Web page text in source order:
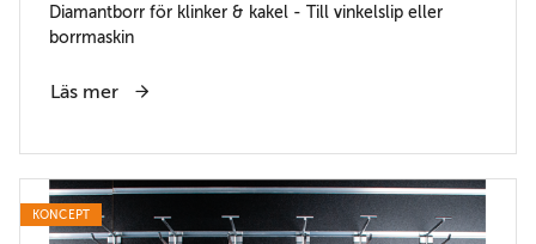
Diamantborr för klinker & kakel - Till vinkelslip eller
borrmaskin
Läs mer
KONCEPT